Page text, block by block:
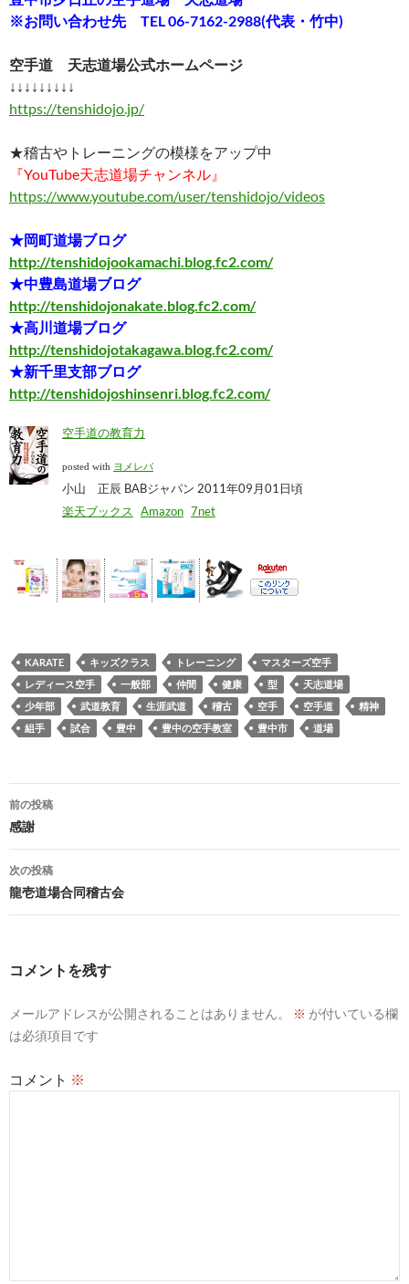
※お問い合わせ先 TEL 06-7162-2988(代表・竹中)
空手道 天志道場公式ホームページ
↓↓↓↓↓↓↓↓↓
https://tenshidojo.jp/
★稽古やトレーニングの模様をアップ中
『YouTube天志道場チャンネル』
https://www.youtube.com/user/tenshidojo/videos
★岡町道場ブログ
http://tenshidojookamachi.blog.fc2.com/
★中豊島道場ブログ
http://tenshidojonakate.blog.fc2.com/
★高川道場ブログ
http://tenshidojotakagawa.blog.fc2.com/
★新千里支部ブログ
http://tenshidojoshinsenri.blog.fc2.com/
空手道の教育力
posted with ヨメレバ
小山 正辰 BABジャパン 2011年09月01日頃
楽天ブックス
Amazon 7net
KARATE キッズクラス トレーニング
マスターズ空手
レディース空手
一般部 仲間 健康 型
天志道場
少年部
武道教育 生涯武道 稽古 空手 空手道
精神
組手
試合 豊中 豊中の空手教室 豊中市 道場
投
稿
ナ
ビ
ゲ
ョ
前の投稿
感謝
次の投稿
龍壱道場合同稽古会
コメントを残す
メールアドレスが公開されることはありません。 ※ が付いている欄
は必須項目です
コメント ※